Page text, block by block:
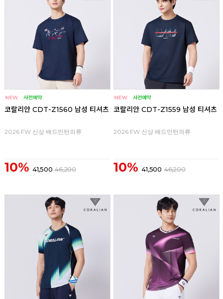
코랄리안 CDT-Z1560 남성 티셔츠
2026 FW 신상 배드민턴의류
10% 41,500 46,200
코랄리안 CDT-Z1559 남성 티셔츠
2026 FW 신상 배드민턴의류
10% 41,500 46,200